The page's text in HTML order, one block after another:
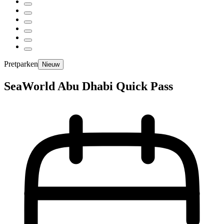
Pretparken Nieuw
SeaWorld Abu Dhabi Quick Pass